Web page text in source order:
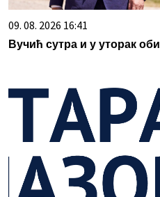
09. 08. 2026 16:41
Вучић сутра и у уторак